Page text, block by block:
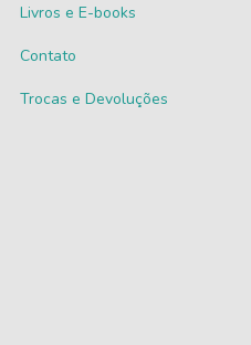
Livros e E-books
Contato
Trocas e Devoluções